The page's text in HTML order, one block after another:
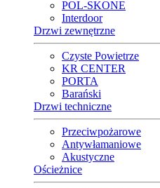
POL-SKONE
Interdoor
Drzwi zewnętrzne
Czyste Powietrze
KR CENTER
PORTA
Barański
Drzwi techniczne
Przeciwpożarowe
Antywłamaniowe
Akustyczne
Ościeżnice